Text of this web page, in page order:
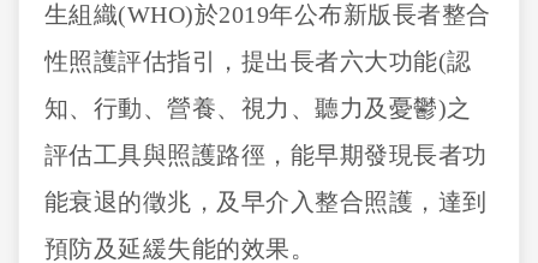
生組織(WHO)於2019年公布新版長者整合
性照護評估指引，提出長者六大功能(認
知、行動、營養、視力、聽力及憂鬱)之
評估工具與照護路徑，能早期發現長者功
能衰退的徵兆，及早介入整合照護，達到
預防及延緩失能的效果。